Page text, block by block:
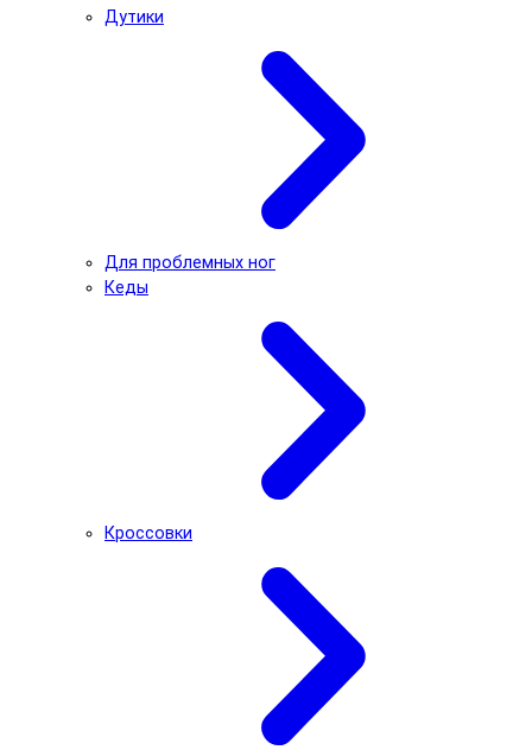
Дутики
Для проблемных ног
Кеды
Кроссовки